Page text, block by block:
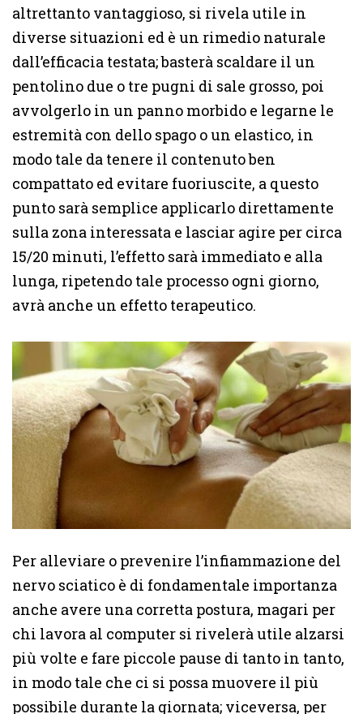
altrettanto vantaggioso, si rivela utile in
diverse situazioni ed è un rimedio naturale
dall’efficacia testata; basterà scaldare il un
pentolino due o tre pugni di sale grosso, poi
avvolgerlo in un panno morbido e legarne le
estremità con dello spago o un elastico, in
modo tale da tenere il contenuto ben
compattato ed evitare fuoriuscite, a questo
punto sarà semplice applicarlo direttamente
sulla zona interessata e lasciar agire per circa
15/20 minuti, l’effetto sarà immediato e alla
lunga, ripetendo tale processo ogni giorno,
avrà anche un effetto terapeutico.
Per alleviare o prevenire l’infiammazione del
nervo sciatico è di fondamentale importanza
anche avere una corretta postura, magari per
chi lavora al computer si rivelerà utile alzarsi
più volte e fare piccole pause di tanto in tanto,
in modo tale che ci si possa muovere il più
possibile durante la giornata; viceversa, per